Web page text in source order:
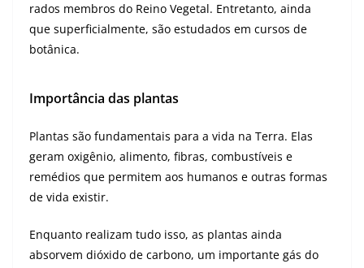
rados membros do Reino Vegetal. Entretanto, ainda
que superficialmente, são estudados em cursos de
botânica.
Importância das plantas
Plantas são fundamentais para a vida na Terra. Elas
geram oxigênio, alimento, fibras, combustíveis e
remédios que permitem aos humanos e outras formas
de vida existir.
Enquanto realizam tudo isso, as plantas ainda
absorvem dióxido de carbono, um importante gás do